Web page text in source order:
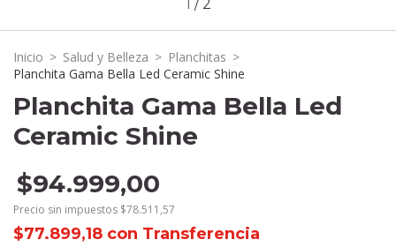
1 / 2
Inicio > Salud y Belleza > Planchitas >
Planchita Gama Bella Led Ceramic Shine
Planchita Gama Bella Led
Ceramic Shine
$94.999,00
Precio sin impuestos $78.511,57
$77.899,18 con Transferencia